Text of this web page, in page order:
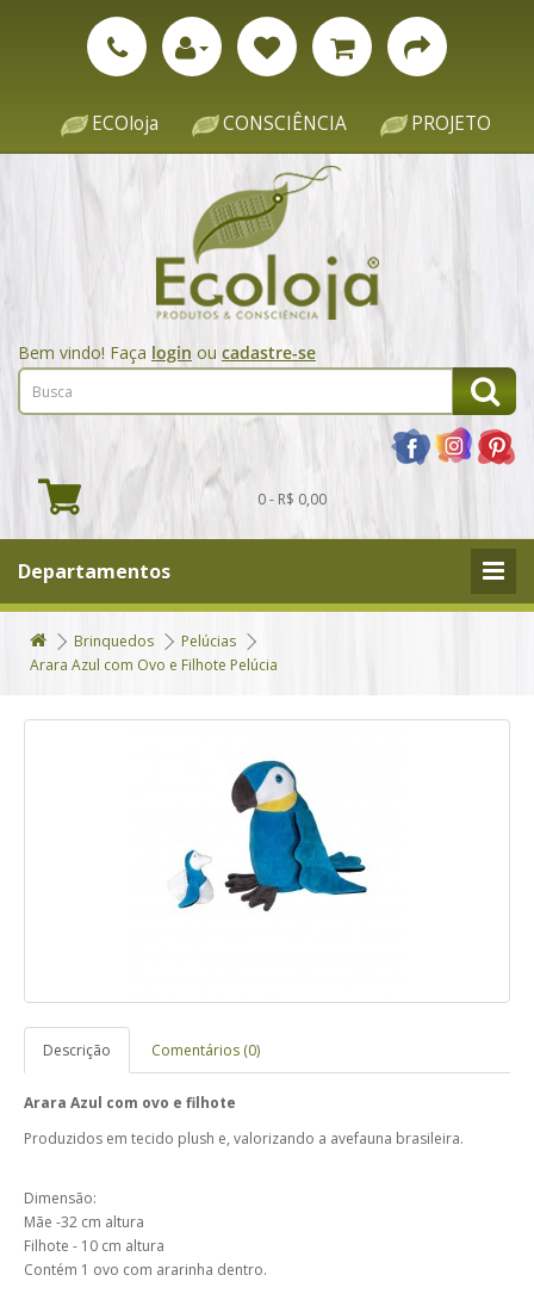
ECOloja CONSCIÊNCIA PROJETO
Bem vindo! Faça login ou cadastre-se
0 - R$ 0,00
Departamentos
Brinquedos
Pelúcias
Arara Azul com Ovo e Filhote Pelúcia
Descrição Comentários (0)
Arara Azul com ovo e filhote
Produzidos em tecido plush e, valorizando a avefauna brasileira.
Dimensão:
Mãe -32 cm altura
Filhote - 10 cm altura
Contém 1 ovo com ararinha dentro.